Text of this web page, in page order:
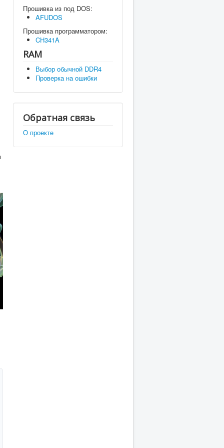
Прошивка из под DOS:
AFUDOS
Прошивка программатором:
CH341A
RAM
Выбор обычной DDR4
Проверка на ошибки
Обратная связь
О проекте